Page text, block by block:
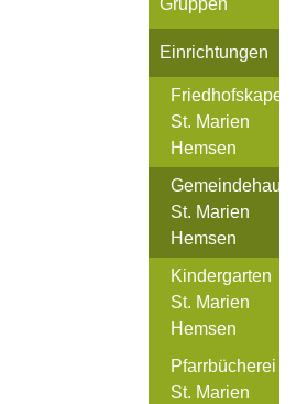
Gruppen
Einrichtungen
St. Marien
Hemsen
Gemeindehaus
St. Marien
Hemsen
Kindergarten
St. Marien
Hemsen
Pfarrbücherei
St. Marien